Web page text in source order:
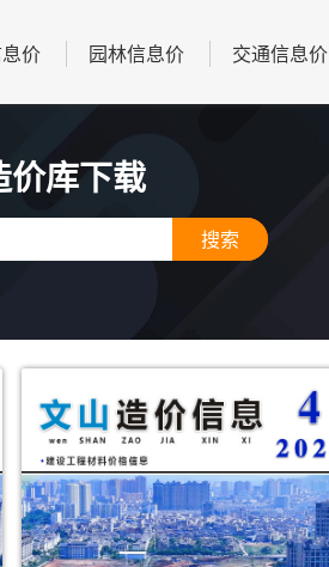
价 园林信息价 交通信息价
价库下载